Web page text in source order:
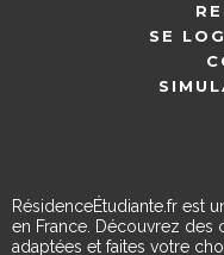
SE
RésidenceÉtudiante.fr est
en France. Découvrez des
adaptées et faites votre